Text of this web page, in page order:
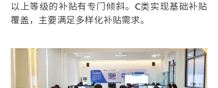
以上等级的补贴有专门倾斜。C类实现基础补贴
覆盖，主要满足多样化补贴需求。